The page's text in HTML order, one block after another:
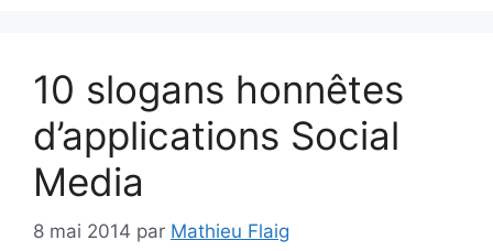
10 slogans honnêtes
d’applications Social
Media
8 mai 2014 par Mathieu Flaig